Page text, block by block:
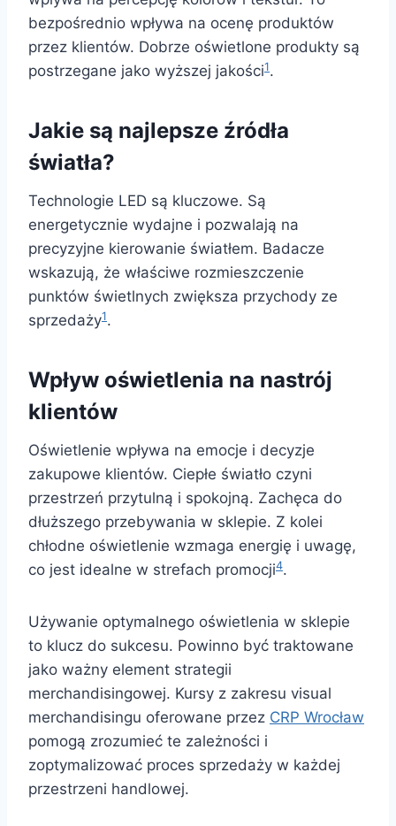
bezpośrednio wpływa na ocenę produktów
przez klientów. Dobrze oświetlone produkty są
postrzegane jako wyższej jakości1.
Jakie są najlepsze źródła
światła?
Technologie LED są kluczowe. Są
energetycznie wydajne i pozwalają na
precyzyjne kierowanie światłem. Badacze
wskazują, że właściwe rozmieszczenie
punktów świetlnych zwiększa przychody ze
sprzedaży1.
Wpływ oświetlenia na nastrój
klientów
Oświetlenie wpływa na emocje i decyzje
zakupowe klientów. Ciepłe światło czyni
przestrzeń przytulną i spokojną. Zachęca do
dłuższego przebywania w sklepie. Z kolei
chłodne oświetlenie wzmaga energię i uwagę,
co jest idealne w strefach promocji4.
Używanie optymalnego oświetlenia w sklepie
to klucz do sukcesu. Powinno być traktowane
jako ważny element strategii
merchandisingowej. Kursy z zakresu visual
merchandisingu oferowane przez CRP Wrocław
pomogą zrozumieć te zależności i
zoptymalizować proces sprzedaży w każdej
przestrzeni handlowej.